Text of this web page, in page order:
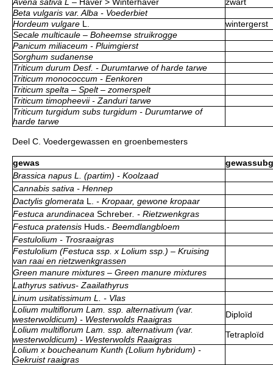
Beta vulgaris var. Alba - Voederbiet
Hordeum vulgare L.
wintergerst
Secale multicaule – Boheemse struikrogge
Panicum miliaceum - Pluimgierst
Sorghum sudanense
Triticum durum Desf. - Durumtarwe of harde tarwe
Triticum monococcum - Eenkoren
Triticum spelta – Spelt – zomerspelt
Triticum timopheevii - Zanduri tarwe
Triticum turgidum subs turgidum - Durumtarwe of
harde tarwe
Deel C. Voedergewassen en groenbemesters
gewas
Brassica napus L. (partim) - Koolzaad
Cannabis sativa - Hennep
Dactylis glomerata L.
- Kropaar, gewone kropaar
Festuca arundinacea Schreber . - Rietzwenkgras
Festuca pratensis Huds.- Beemdlangbloem
Festulolium - Trosraaigras
Festulolium (Festuca ssp. x Lolium ssp.) – Kruising
van raai en rietzwenkgrassen
Green manure mixtures – Green manure mixtures
Lathyrus sativus- Zaailathyrus
Linum usitatissimum L. - Vlas
Lolium multiflorum Lam. ssp. alternativum (var.
westerwoldicum) - Westerwolds Raaigras
Diploïd
Lolium multiflorum Lam. ssp. alternativum (var.
westerwoldicum) - Westerwolds Raaigras
Tetraploïd
Lolium x boucheanum Kunth (Lolium hybridum) -
Gekruist raaigras